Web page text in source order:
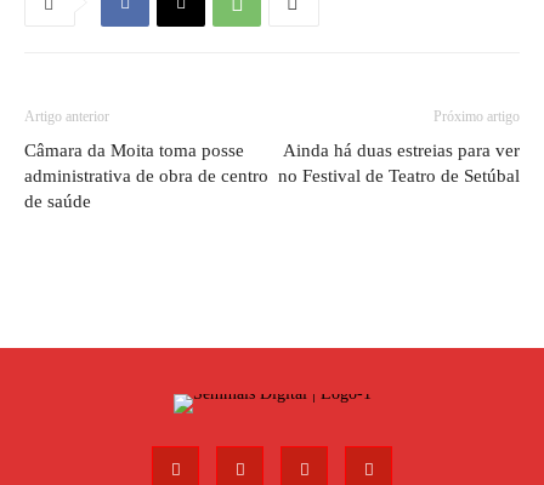
Artigo anterior
Câmara da Moita toma posse
administrativa de obra de centro
de saúde
Próximo artigo
Ainda há duas estreias para ver
no Festival de Teatro de Setúbal